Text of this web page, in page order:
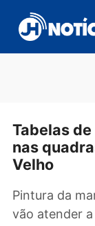
para
conteúdo
Tabelas
nas
Pintura da